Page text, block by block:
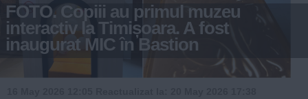
FOTO. Copiii au primul muzeu
interactiv la Timișoara. A fost
inaugurat MIC în Bastion